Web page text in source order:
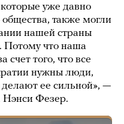
уже давно
также могли
нашей страны
Потому что наша
счет того, что все
нужны люди,
делают ее сильной», —
Нэнси Фезер.